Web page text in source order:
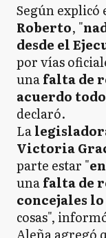
Según explicó
Roberto, "
desde el
por vías
unafalta de
acuerdo
declaró.
La
Victoria
parte estar "
unafalta de
concejales
cosas",
Aleña agregó